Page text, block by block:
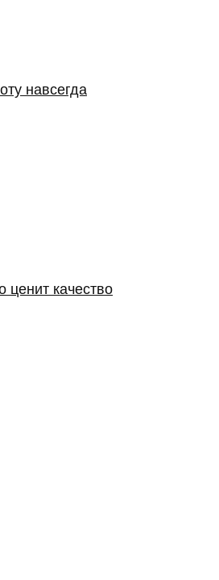
навсегда
ценит качество